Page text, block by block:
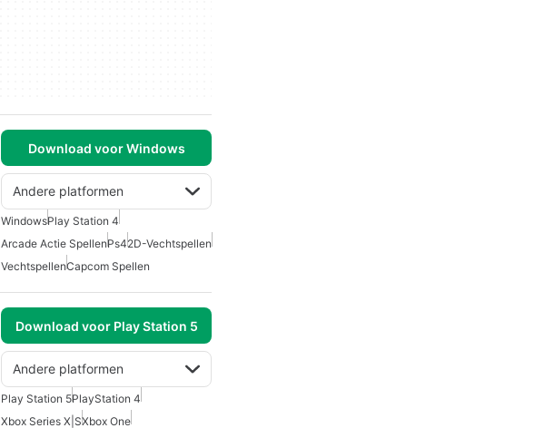
Download voor Windows
Andere platformen
WindowsPlay Station 4
Arcade Actie SpellenPs42D-Vechtspellen
VechtspellenCapcom Spellen
Download voor Play Station 5
Andere platformen
Play Station 5PlayStation 4
Xbox Series X|SXbox One